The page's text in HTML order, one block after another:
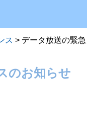
ス > データ放送の緊
のお知らせ